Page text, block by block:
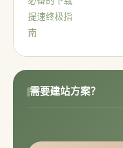
需要建站方案？